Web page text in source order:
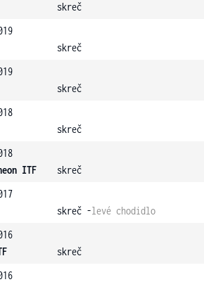
skreč
skreč
skreč
skreč
ITF
skreč
skreč -levé chodidlo
skreč